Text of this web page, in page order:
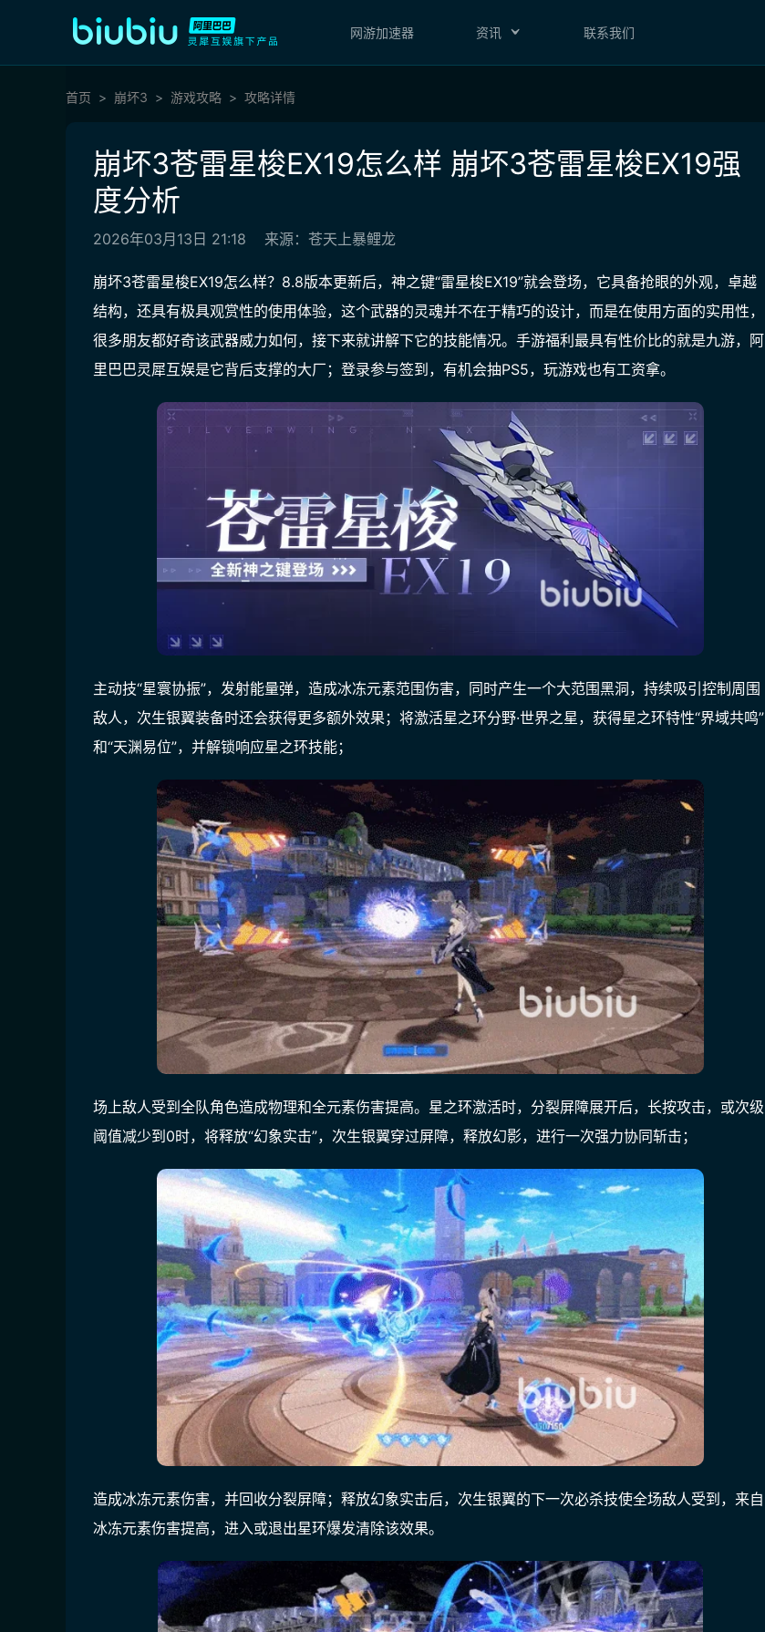
网游加速器 资讯 联系我们
首页 崩坏3 游戏攻略 攻略详情
崩坏3苍雷星梭EX19怎么样 崩坏3苍雷星梭EX19强
度分析
2026年03月13日 21:18 来源：苍天上暴鲤龙
崩坏3苍雷星梭EX19怎么样？8.8版本更新后，神之键“雷星梭EX19”就会登场，它具备抢眼的外观，卓越
结构，还具有极具观赏性的使用体验，这个武器的灵魂并不在于精巧的设计，而是在使用方面的实用性，
很多朋友都好奇该武器威力如何，接下来就讲解下它的技能情况。 手游福利最具有性价比的就是九游， 阿
里巴巴灵犀互娱是它背后支撑的大厂；登录参与签到，有机会抽PS5，玩游戏也有工资拿。
主动技“星寰协振”，发射能量弹，造成冰冻元素范围伤害，同时产生一个大范围黑洞，持续吸引控制周围
敌人，次生银翼装备时还会获得更多额外效果；将激活星之环分野·世界之星，获得星之环特性“界域共鸣”
和“天渊易位”，并解锁响应星之环技能；
场上敌人受到全队角色造成物理和全元素伤害提高。星之环激活时，分裂屏障展开后，长按攻击，或次级
阈值减少到0时，将释放“幻象实击”，次生银翼穿过屏障，释放幻影，进行一次强力协同斩击；
造成冰冻元素伤害，并回收分裂屏障；释放幻象实击后，次生银翼的下一次必杀技使全场敌人受到，来自
冰冻元素伤害提高，进入或退出星环爆发清除该效果。